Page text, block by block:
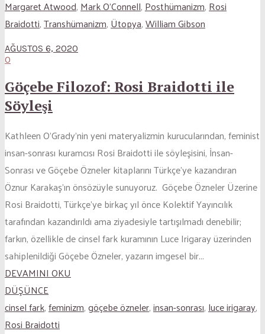
Margaret Atwood,Mark O'Connell,Posthümanizm,Rosi
Braidotti,Transhümanizm,Ütopya,William Gibson
AĞUSTOS 6, 2020
0
Göçebe Filozof: Rosi Braidotti ile
Söyleşi
Kathleen O’Grady’nin yeni materyalizmin kurucularından, feminist
insan-sonrası kuramcısı Rosi Braidotti ile söyleşisini, İnsan-
Sonrası ve Göçebe Özneler kitaplarını Türkçe’ye kazandıran
Öznur Karakaş’ın önsözüyle sunuyoruz. Göçebe Özneler Üzerine
Rosi Braidotti, Türkçe’ye birkaç yıl önce Kolektif Yayıncılık
tarafından kazandırıldı ama ziyadesiyle tartışılmadı denebilir;
farkın, özellikle de cinsel fark kuramının Luce Irigaray üzerinden
sahiplenildiği Göçebe Özneler, yazarın imgesel bir...
DEVAMINI OKU
DÜŞÜNCE
cinsel fark,feminizm,göçebe özneler,insan-sonrası,luce irigaray,
Rosi Braidotti